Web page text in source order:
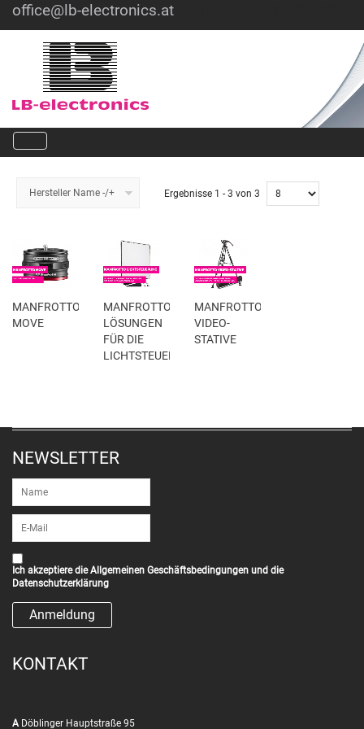
office@lb-electronics.at
Hersteller Name -/+ Ergebnisse 1 - 3 von 3
MANFROTTO
MOVE
MANFROTTO
LÖSUNGEN
FÜR DIE
LICHTSTEUERUNG
MANFROTTO
VIDEO-
STATIVE
NEWSLETTER
Ich akzeptiere dieAllgemeinen Geschäftsbedingungen und die
Datenschutzerklärung
KONTAKT
A Döblinger Hauptstraße 95